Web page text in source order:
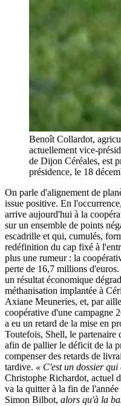
Benoît Collardot,
actuellement vice-
de Dijon Céréales, est
présidence, le 18
On parle d'alignement de
issue positive. En
arrive aujourd'hui à la
sur un ensemble de points
escadrille et qui, cumulés,
redéfinition du cap fixé à
plus une rumeur : la
perte de 16,7 millions
un résultat économique
méthanisation implantée à
Axiane Meuneries, et, par
coopérative d'une campagne
a eu un retard de la mise en
Toutefois, Shell, le partenaire
afin de pallier le déficit de la
compenser des retards de
tardive. « C'est un dossier qui
Christophe Richardot, actuel
va la quitter à la fin de
Simon Bilbot, alors qu'à la